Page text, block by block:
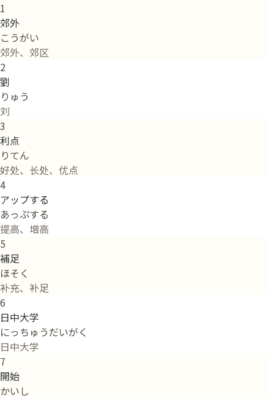
1
郊外
こうがい
郊外、郊区
2
劉
りゅう
刘
3
利点
りてん
好处、长处、优点
4
アップする
あっぷする
提高、增高
5
補足
ほそく
补充、补足
6
日中大学
にっちゅうだいがく
日中大学
7
開始
かいし